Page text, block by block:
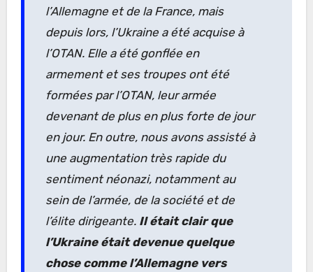
l’Allemagne et de la France, mais
depuis lors, l’Ukraine a été acquise à
l’OTAN. Elle a été gonflée en
armement et ses troupes ont été
formées par l’OTAN, leur armée
devenant de plus en plus forte de jour
en jour. En outre, nous avons assisté à
une augmentation très rapide du
sentiment néonazi, notamment au
sein de l’armée, de la société et de
l’élite dirigeante. Il était clair que
l’Ukraine était devenue quelque
chose comme l’Allemagne vers